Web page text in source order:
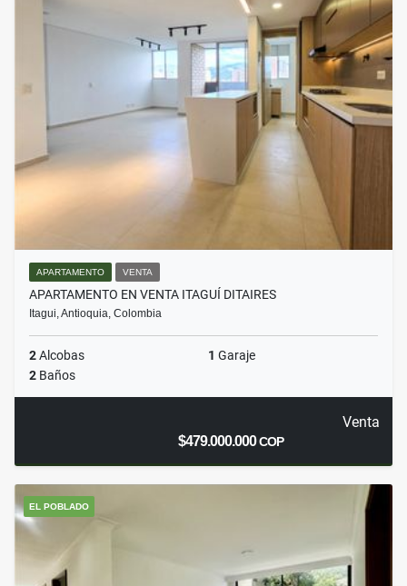
APARTAMENTO VENTA
APARTAMENTO EN VENTA ITAGUÍ DITAIRES
Itagui, Antioquia, Colombia
2Alcobas 1 Garaje
2 Baños
Venta
$479.000.000COP
EL POBLADO